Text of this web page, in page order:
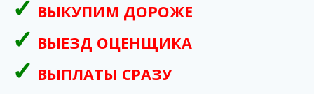
ВЫКУПИМ ДОРОЖЕ
ВЫЕЗД ОЦЕНЩИКА
ВЫПЛАТЫ СРАЗУ